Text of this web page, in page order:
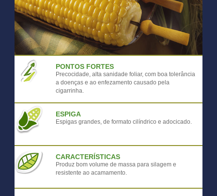
PONTOS FORTES
Precocidade, alta sanidade foliar, com boa tolerância
a doenças e ao enfezamento causado pela
cigarrinha.
ESPIGA
Espigas grandes, de formato cilíndrico e adocicado.
CARACTERÍSTICAS
Produz bom volume de massa para silagem e
resistente ao acamamento.